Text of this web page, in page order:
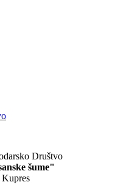
Društvo
šume"